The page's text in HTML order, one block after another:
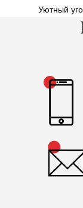
Уютный